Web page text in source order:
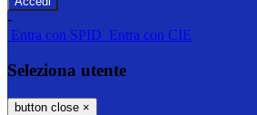
-
Entra con SPID Entra con CIE
Seleziona utente
button close ×